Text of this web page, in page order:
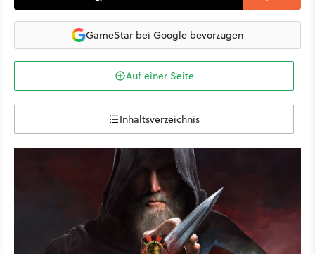
GameStar bei Google bevorzugen
Auf einer Seite
Inhaltsverzeichnis